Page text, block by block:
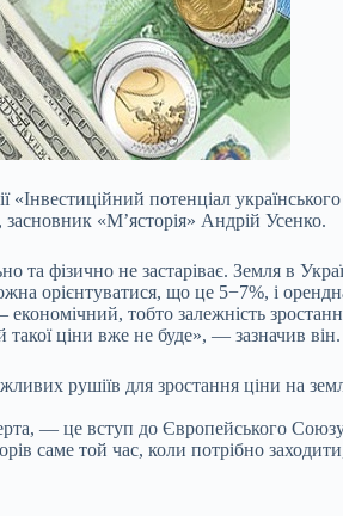
«Інвестиційний потенціал
«М’ясторія» Андрій Усенко.
та фізично не застаріває. Земля в
орієнтуватися, що це 5−7%, і
тобто залежність
ціни вже не буде», — зазначив він.
рушіїв для зростання ціни на
— це вступ до Європейського Союзу
саме той час, коли потрібно